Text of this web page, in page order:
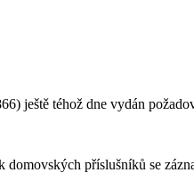
ještě téhož dne vydán
příslušníků se